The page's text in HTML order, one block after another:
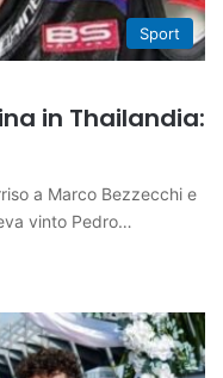
Sport
in Thailandia:
a Marco Bezzecchi e
vinto Pedro…